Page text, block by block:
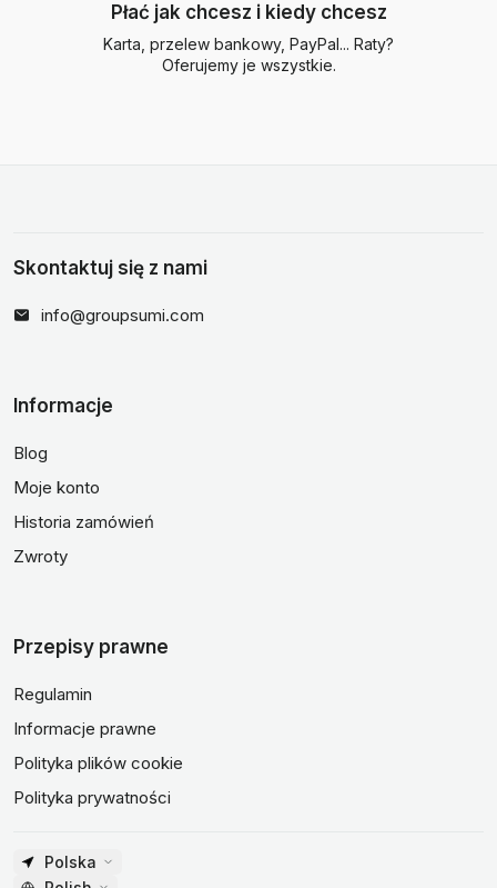
Płać jak chcesz i kiedy chcesz
Karta, przelew bankowy, PayPal... Raty?
Oferujemy je wszystkie.
Skontaktuj się z nami
info@groupsumi.com
Informacje
Blog
Moje konto
Historia zamówień
Zwroty
Przepisy prawne
Regulamin
Informacje prawne
Polityka plików cookie
Polityka prywatności
Polska